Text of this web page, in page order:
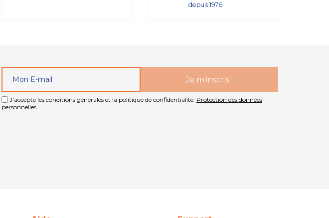
depuis 1976
J'accepte les conditions générales et la politique de confidentialité. Protection des données
personnelles.